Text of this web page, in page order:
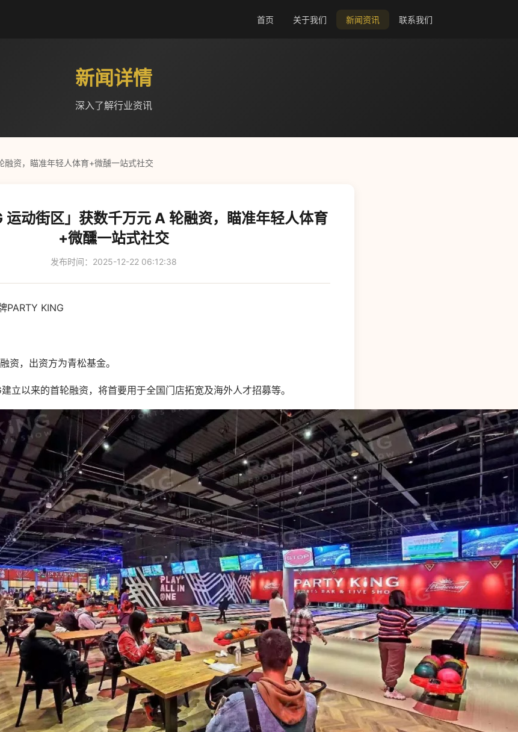
首页 关于我们 新闻资讯 联系我们
新闻详情
深入了解行业资讯
融资，瞄准年轻人体育+微醺一站式社交
运动街区」获数千万元 A 轮融资，瞄准年轻人体育
+微醺一站式社交
发布时间：2025-12-22 06:12:38
PARTY KING
资，出资方为青松基金。
立以来的首轮融资，将首要用于全国门店拓宽及海外人才招募等。